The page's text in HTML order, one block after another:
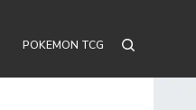
POKEMON TCG